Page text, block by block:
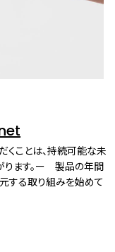
くことは、持続可能な未
ります。ー 製品の年間
する取り組みを始めて